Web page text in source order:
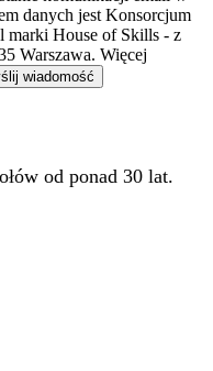
danych jest Konsorcjum
marki House of Skills - z
Warszawa. Więcej
od ponad 30 lat.